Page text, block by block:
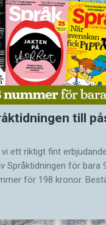
till
ett riktigt fint
Språktidningen för bara
för 198 kronor.